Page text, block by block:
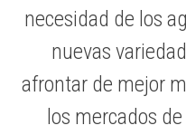
necesidad de los
nuevas
afrontar de mejor
los mercados